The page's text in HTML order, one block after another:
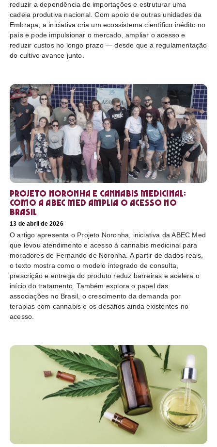
reduzir a dependência de importações e estruturar uma
cadeia produtiva nacional. Com apoio de outras unidades da
Embrapa, a iniciativa cria um ecossistema científico inédito no
país e pode impulsionar o mercado, ampliar o acesso e
reduzir custos no longo prazo — desde que a regulamentação
do cultivo avance junto.
Projeto Noronha e cannabis medicinal:
como a ABEC Med amplia o acesso no
Brasil
13 de abril de 2026
O artigo apresenta o Projeto Noronha, iniciativa da ABEC Med
que levou atendimento e acesso à cannabis medicinal para
moradores de Fernando de Noronha. A partir de dados reais,
o texto mostra como o modelo integrado de consulta,
prescrição e entrega do produto reduz barreiras e acelera o
início do tratamento. Também explora o papel das
associações no Brasil, o crescimento da demanda por
terapias com cannabis e os desafios ainda existentes no
acesso.